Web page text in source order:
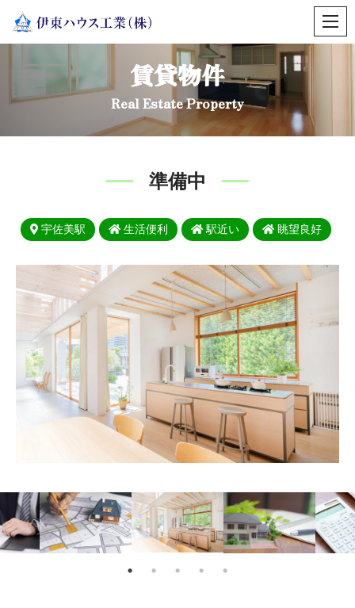
コ
ン
へ
賃貸物件
Real Estate Property
準備中
宇佐美駅 生活便利 駅近い 眺望良好